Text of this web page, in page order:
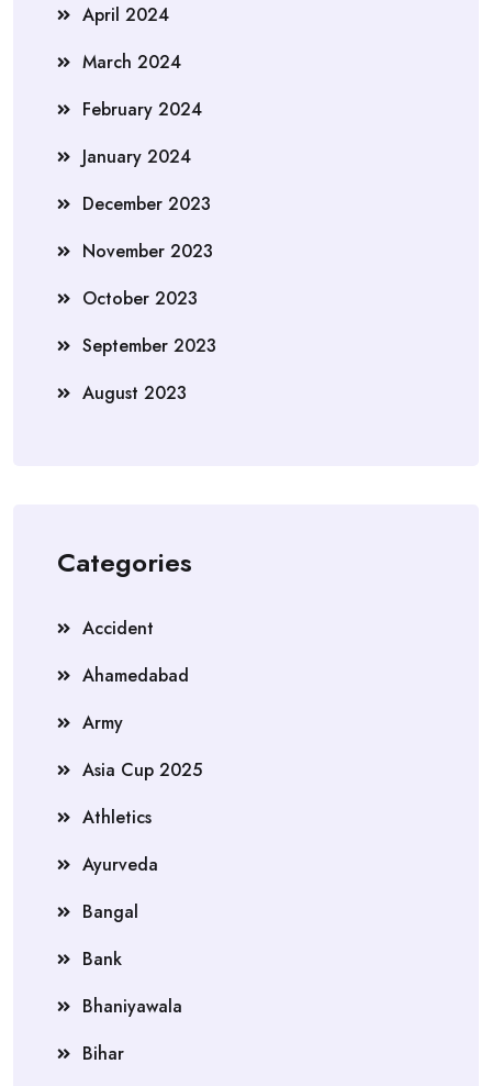
April 2024
March 2024
February 2024
January 2024
December 2023
November 2023
October 2023
September 2023
August 2023
Categories
Accident
Ahamedabad
Army
Asia Cup 2025
Athletics
Ayurveda
Bangal
Bank
Bhaniyawala
Bihar